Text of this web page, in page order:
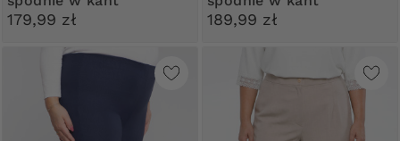
179,99 zł 189,99 zł